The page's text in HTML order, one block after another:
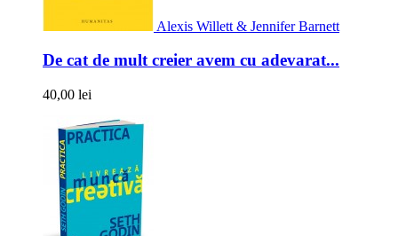
Alexis Willett & Jennifer Barnett
De cat de mult creier avem cu adevarat...
40,00 lei